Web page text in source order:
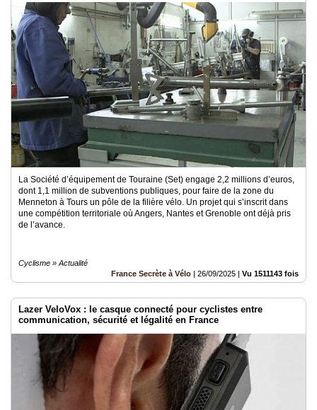
La Société d’équipement de Touraine (Set) engage 2,2 millions d’euros,
dont 1,1 million de subventions publiques, pour faire de la zone du
Menneton à Tours un pôle de la filière vélo. Un projet qui s’inscrit dans
une compétition territoriale où Angers, Nantes et Grenoble ont déjà pris
de l’avance.
Cyclisme » Actualité
France Secrète à Vélo | 26/09/2025 | Vu 1511143 fois
Lazer VeloVox : le casque connecté pour cyclistes entre
communication, sécurité et légalité en France